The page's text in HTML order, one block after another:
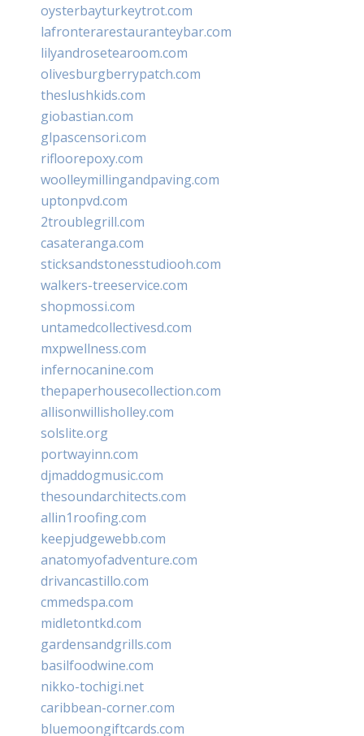
oysterbayturkeytrot.com
lafronterarestauranteybar.com
lilyandrosetearoom.com
olivesburgberrypatch.com
theslushkids.com
giobastian.com
glpascensori.com
rifloorepoxy.com
woolleymillingandpaving.com
uptonpvd.com
2troublegrill.com
casateranga.com
sticksandstonesstudiooh.com
walkers-treeservice.com
shopmossi.com
untamedcollectivesd.com
mxpwellness.com
infernocanine.com
thepaperhousecollection.com
allisonwillisholley.com
solslite.org
portwayinn.com
djmaddogmusic.com
thesoundarchitects.com
allin1roofing.com
keepjudgewebb.com
anatomyofadventure.com
drivancastillo.com
cmmedspa.com
midletontkd.com
gardensandgrills.com
basilfoodwine.com
nikko-tochigi.net
caribbean-corner.com
bluemoongiftcards.com